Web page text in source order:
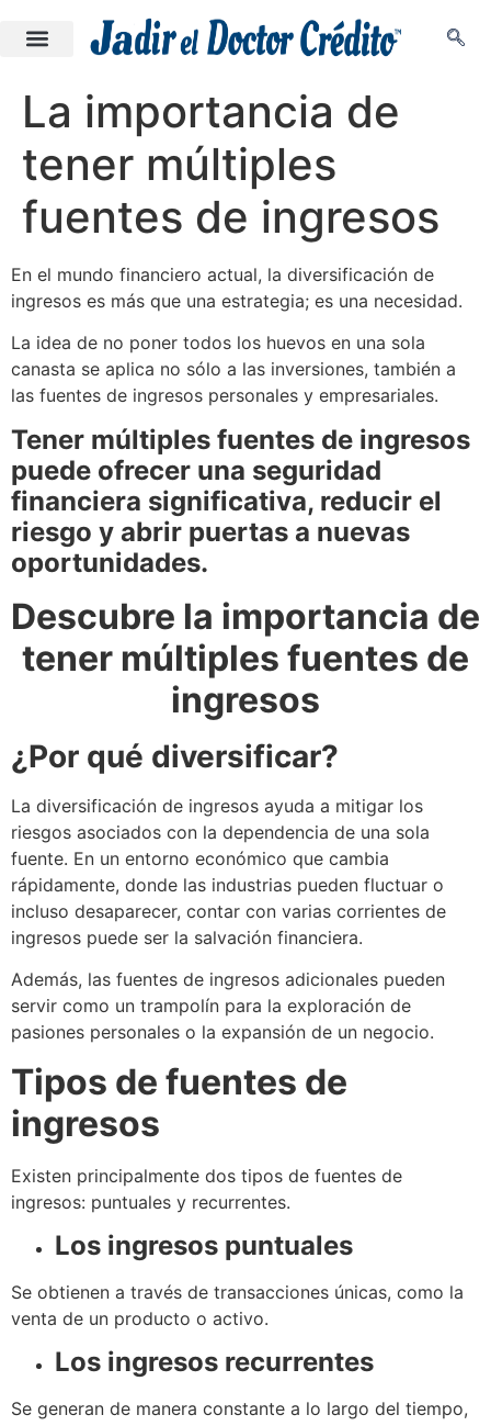
La importancia de
tener múltiples
fuentes de ingresos
En el mundo financiero actual, la diversificación de
ingresos es más que una estrategia; es una necesidad.
La idea de no poner todos los huevos en una sola
canasta se aplica no sólo a las inversiones, también a
las fuentes de ingresos personales y empresariales.
Tener múltiples fuentes de ingresos
puede ofrecer una seguridad
financiera significativa, reducir el
riesgo y abrir puertas a nuevas
oportunidades.
Descubre la importancia de
tener múltiples fuentes de
ingresos
¿Por qué diversificar?
La diversificación de ingresos ayuda a mitigar los
riesgos asociados con la dependencia de una sola
fuente. En un entorno económico que cambia
rápidamente, donde las industrias pueden fluctuar o
incluso desaparecer, contar con varias corrientes de
ingresos puede ser la salvación financiera.
Además, las fuentes de ingresos adicionales pueden
servir como un trampolín para la exploración de
pasiones personales o la expansión de un negocio.
Tipos de fuentes de
ingresos
Existen principalmente dos tipos de fuentes de
ingresos: puntuales y recurrentes.
Los ingresos puntuales
Se obtienen a través de transacciones únicas, como la
venta de un producto o activo.
Los ingresos recurrentes
Se generan de manera constante a lo largo del tiempo,